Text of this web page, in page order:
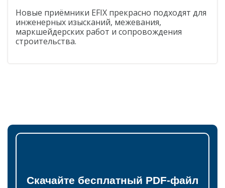
Новые приёмники EFIX прекрасно подходят для
инженерных изысканий, межевания,
маркшейдерских работ и сопровождения
строительства.
Скачайте бесплатный PDF-файл